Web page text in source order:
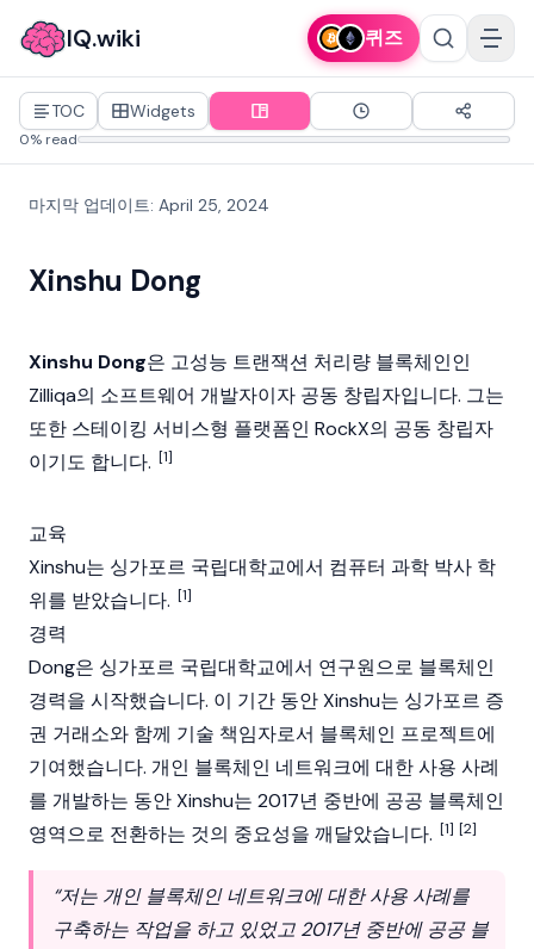
IQ.wiki 퀴즈
TOC Widgets
0% read
마지막 업데이트: April 25, 2024
Xinshu Dong
Xinshu Dong은 고성능 트랜잭션 처리량 블록체인인
Zilliqa의 소프트웨어 개발자이자 공동 창립자입니다. 그는
또한 스테이킹 서비스형 플랫폼인 RockX의 공동 창립자
이기도 합니다. [1]
교육
Xinshu는 싱가포르 국립대학교에서 컴퓨터 과학 박사 학
위를 받았습니다. [1]
경력
Dong은 싱가포르 국립대학교에서 연구원으로 블록체인
경력을 시작했습니다. 이 기간 동안 Xinshu는 싱가포르 증
권 거래소와 함께 기술 책임자로서 블록체인 프로젝트에
기여했습니다. 개인 블록체인 네트워크에 대한 사용 사례
를 개발하는 동안 Xinshu는 2017년 중반에 공공 블록체인
영역으로 전환하는 것의 중요성을 깨달았습니다. [1] [2]
“저는 개인 블록체인네트워크에 대한 사용 사례를
구축하는 작업을 하고 있었고 2017년 중반에 공공 블